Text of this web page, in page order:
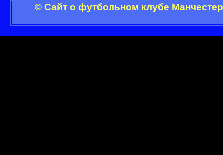
© Сайт о футбольном клубе